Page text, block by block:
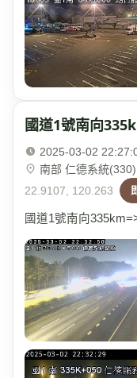
國道1號南向
2025-03-02
南部 仁德系統
22.9107, 120.263
國道1號南向